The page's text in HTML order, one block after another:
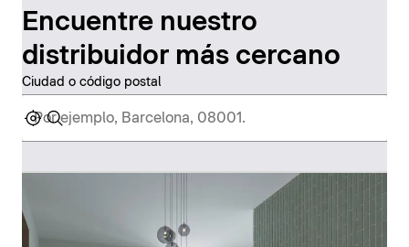
Encuentre nuestro
distribuidor más cercano
Ciudad o código postal